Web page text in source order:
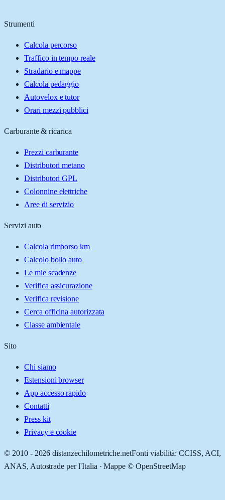
Strumenti
Calcola percorso
Traffico in tempo reale
Stradario e mappe
Calcola pedaggio
Autovelox e tutor
Orari mezzi pubblici
Carburante & ricarica
Prezzi carburante
Distributori metano
Distributori GPL
Colonnine elettriche
Aree di servizio
Servizi auto
Calcola rimborso km
Calcolo bollo auto
Le mie scadenze
Verifica assicurazione
Verifica revisione
Cerca officina autorizzata
Classe ambientale
Sito
Chi siamo
Estensioni browser
App accesso rapido
Contatti
Press kit
Privacy e cookie
© 2010 - 2026 distanzechilometriche.netFonti viabilità: CCISS, ACI,
ANAS, Autostrade per l'Italia · Mappe © OpenStreetMap